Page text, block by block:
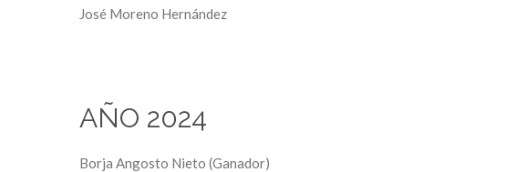
José Moreno Hernández
AÑO 2024
Borja Angosto Nieto (Ganador)